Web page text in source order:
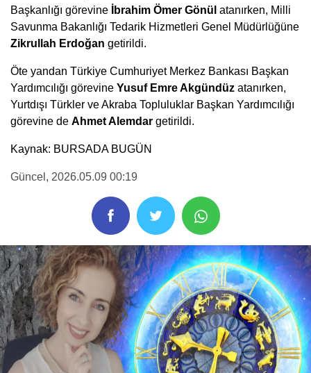
Başkanlığı görevine
İbrahim Ömer Gönül atanırken, Milli
Savunma Bakanlığı Tedarik Hizmetleri Genel Müdürlüğüne
Zikrullah Erdoğan getirildi.
Öte yandan Türkiye Cumhuriyet Merkez Bankası Başkan
Yardımcılığı görevine Yusuf Emre Akgündüz atanırken,
Yurtdışı Türkler ve Akraba Topluluklar Başkan Yardımcılığı
görevine de Ahmet Alemdar getirildi.
Kaynak: BURSADA BUGÜN
Güncel , 2026.05.09 00:19